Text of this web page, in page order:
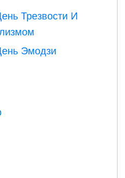
Трезвости И
Эмодзи